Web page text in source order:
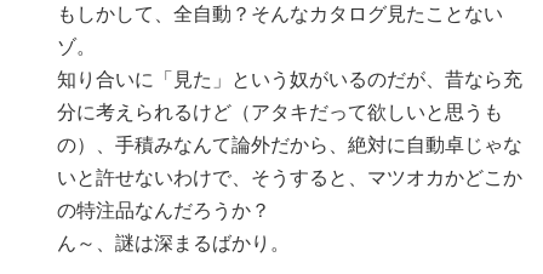
もしかして、全自動？そんなカタログ見たことない
ゾ。
知り合いに「見た」という奴がいるのだが、昔なら充
分に考えられるけど（アタキだって欲しいと思うも
の）、手積みなんて論外だから、絶対に自動卓じゃな
いと許せないわけで、そうすると、マツオカかどこか
の特注品なんだろうか？
ん～、謎は深まるばかり。